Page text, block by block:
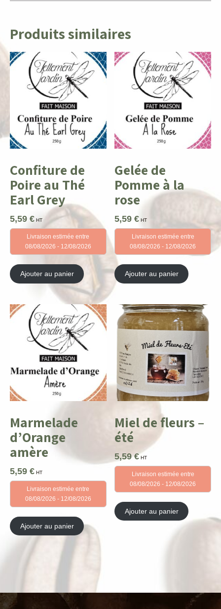
Produits similaires
Confiture de
Poire au Thé
Earl Grey
5,59 € HT
Livraison estimée entre
08/08/2026 - 12/08/2026
Ajouter au panier
Gelée de
Pomme à la
rose
5,59€ HT
Livraison estimée entre
08/08/2026 - 12/08/2026
Ajouter au panier
Marmelade
d’Orange
amère
5,59 € HT
Livraison estimée entre
08/08/2026 - 12/08/2026
Ajouter au panier
Miel de fleurs –
été
5,59€ HT
Livraison estimée entre
08/08/2026 - 12/08/2026
Ajouter au panier